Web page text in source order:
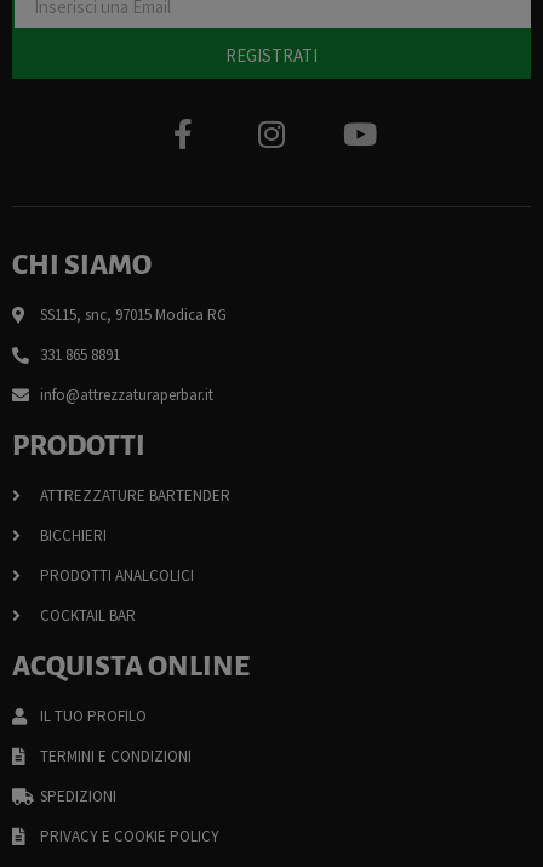
REGISTRATI
CHI SIAMO
SS115, snc, 97015 Modica RG
331 865 8891
info@attrezzaturaperbar.it
PRODOTTI
ATTREZZATURE BARTENDER
BICCHIERI
PRODOTTI ANALCOLICI
COCKTAIL BAR
ACQUISTA ONLINE
IL TUO PROFILO
TERMINI E CONDIZIONI
SPEDIZIONI
PRIVACY E COOKIE POLICY